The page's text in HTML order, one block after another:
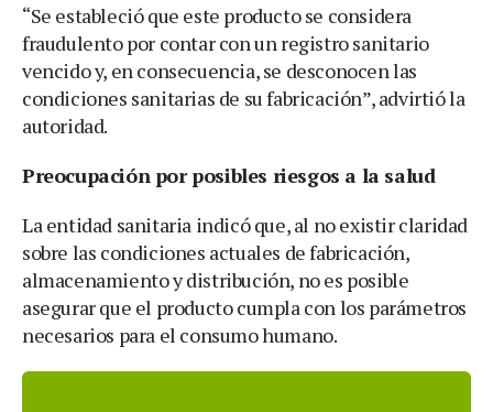
“Se estableció que este producto se considera
fraudulento por contar con un registro sanitario
vencido y, en consecuencia, se desconocen las
condiciones sanitarias de su fabricación”, advirtió la
autoridad.
Preocupación por posibles riesgos a la salud
La entidad sanitaria indicó que, al no existir claridad
sobre las condiciones actuales de fabricación,
almacenamiento y distribución, no es posible
asegurar que el producto cumpla con los parámetros
necesarios para el consumo humano.